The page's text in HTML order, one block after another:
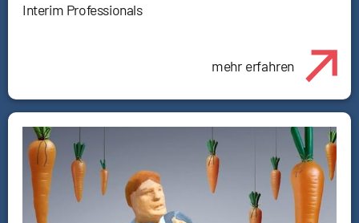
Interim Professionals
mehr erfahren